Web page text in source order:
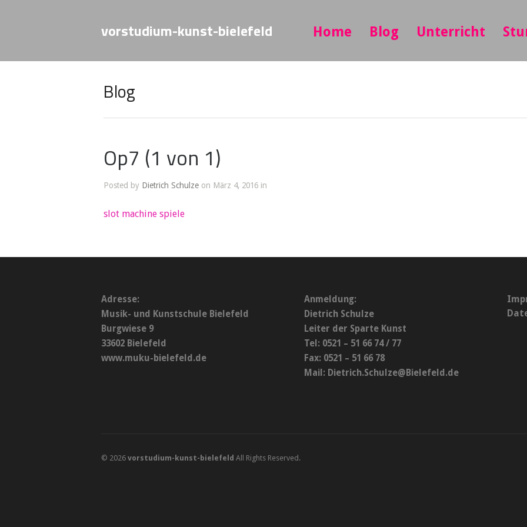
vorstudium-kunst-bielefeld Home Blog Unterricht
Blog
Op7 (1 von 1)
Posted by Dietrich Schulze on März 4, 2016 in
slot machine spiele
Adresse:
Musik- und Kunstschule Bielefeld
Burgwiese 9
33602 Bielefeld
www.muku-bielefeld.de
Anmeldung:
Dietrich Schulze
Leiter der Sparte Kunst
Tel: 0521 – 51 66 74 / 77
Fax: 0521 – 51 66 78
Mail: Dietrich.Schulze@Bielefeld.de
© 2026 vorstudium-kunst-bielefeld All Rights Reserved.